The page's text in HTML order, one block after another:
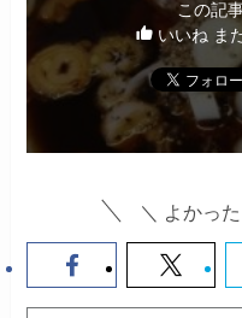
この記
いいね ま
＼ よかっ